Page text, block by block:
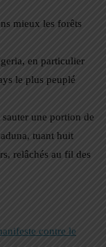
mieux les forêts
en particulier
le plus peuplé
une portion de
tuant huit
relâchés au fil des
contre le